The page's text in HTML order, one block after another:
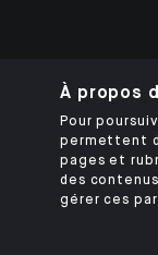
À propos
Pour
permettent
pages et
des
gérer ces